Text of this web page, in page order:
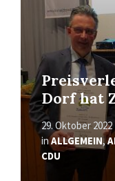
Dorf hat
29. Oktober 2022
inALLGEMEIN,
CDU